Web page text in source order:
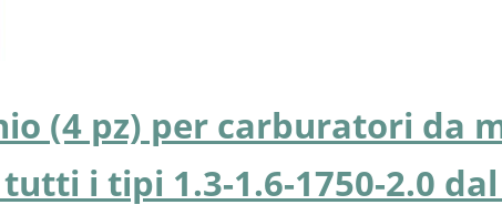
(4 pz) per carburatori da
i tipi 1.3-1.6-1750-2.0